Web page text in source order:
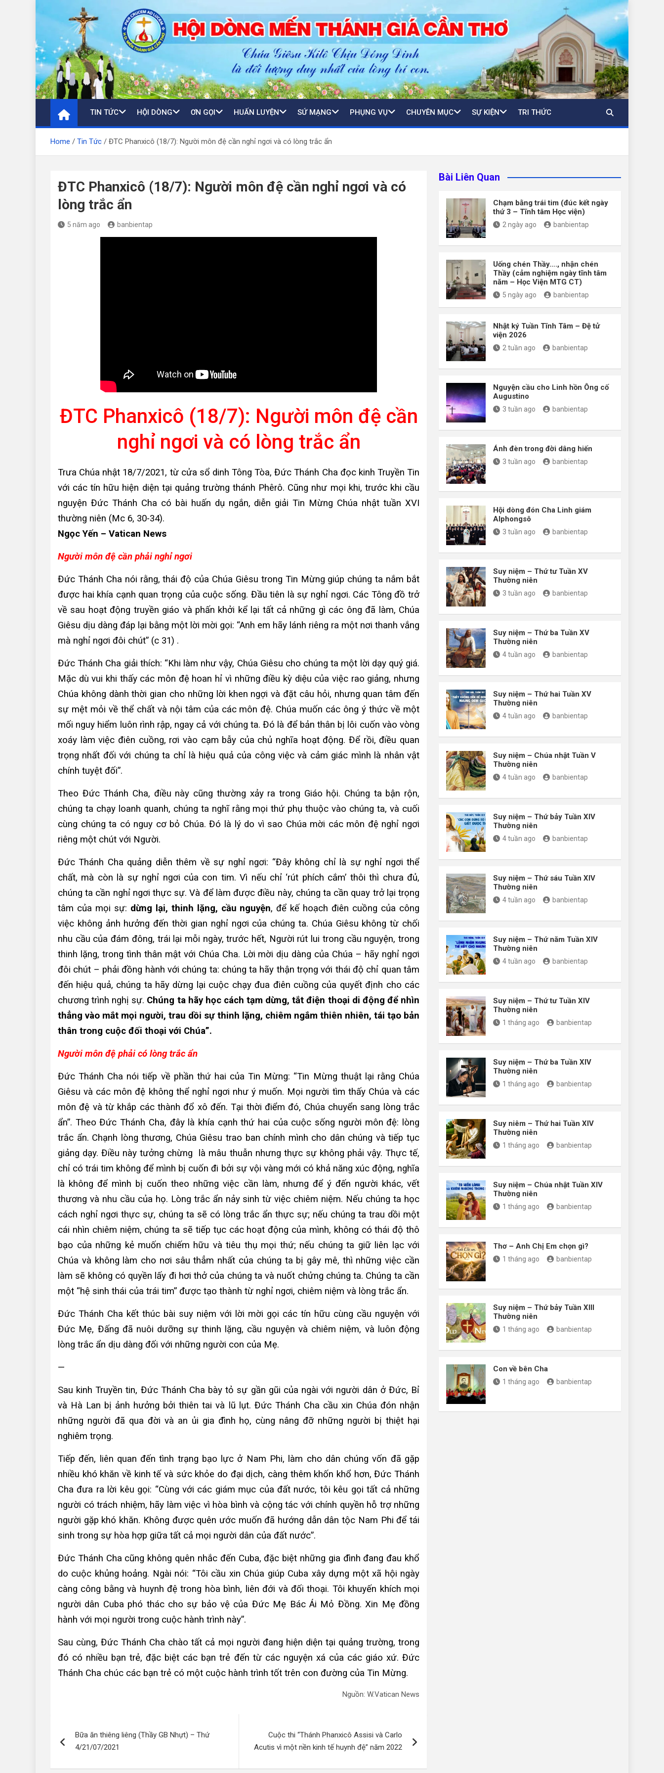
TIN TỨC HỘI DÒNG ƠN GỌI HUẤN LUYỆN SỨ MẠNG PHỤNG VỤ CHUYÊN MỤC SỰ KIỆN TRI THỨC
Home Tin Tức ĐTC Phanxicô (18/7): Người môn đệ cần nghỉ ngơi và có lòng trắc ẩn
ĐTC Phanxicô (18/7): Người môn đệ cần nghỉ ngơi và có
lòng trắc ẩn
5 năm ago banbientap
ĐTC Phanxicô (18/7): Người môn đệ cần
nghỉ ngơi và có lòng trắc ẩn
Trưa Chúa nhật 18/7/2021, từ cửa sổ dinh Tông Tòa, Đức Thánh Cha đọc kinh Truyền Tin
với các tín hữu hiện diện tại quảng trường thánh Phêrô. Cũng như mọi khi, trước khi cầu
nguyện Đức Thánh Cha có bài huấn dụ ngắn, diễn giải Tin Mừng Chúa nhật tuần XVI
thường niên (Mc 6, 30-34).
Ngọc Yến – Vatican News
Người môn đệ cần phải nghỉ ngơi
Đức Thánh Cha nói rằng, thái độ của Chúa Giêsu trong Tin Mừng giúp chúng ta nắm bắt
được hai khía cạnh quan trọng của cuộc sống. Đầu tiên là sự nghỉ ngơi. Các Tông đồ trở
về sau hoạt động truyền giáo và phấn khởi kể lại tất cả những gì các ông đã làm, Chúa
Giêsu dịu dàng đáp lại bằng một lời mời gọi: “Anh em hãy lánh riêng ra một nơi thanh vắng
mà nghỉ ngơi đôi chút” (c 31) .
Đức Thánh Cha giải thích: “Khi làm như vậy, Chúa Giêsu cho chúng ta một lời dạy quý giá.
Mặc dù vui khi thấy các môn đệ hoan hỉ vì những điều kỳ diệu của việc rao giảng, nhưng
Chúa không dành thời gian cho những lời khen ngợi và đặt câu hỏi, nhưng quan tâm đến
sự mệt mỏi về thể chất và nội tâm của các môn đệ. Chúa muốn các ông ý thức về một
mối nguy hiểm luôn rình rập, ngay cả với chúng ta. Đó là để bản thân bị lôi cuốn vào vòng
xoáy làm việc điên cuồng, rơi vào cạm bẫy của chủ nghĩa hoạt động. Để rồi, điều quan
trọng nhất đối với chúng ta chỉ là hiệu quả của công việc và cảm giác mình là nhân vật
chính tuyệt đối”.
Theo Đức Thánh Cha, điều này cũng thường xảy ra trong Giáo hội. Chúng ta bận rộn,
chúng ta chạy loanh quanh, chúng ta nghĩ rằng mọi thứ phụ thuộc vào chúng ta, và cuối
cùng chúng ta có nguy cơ bỏ Chúa. Đó là lý do vì sao Chúa mời các môn đệ nghỉ ngơi
riêng một chút với Người.
Đức Thánh Cha quảng diễn thêm về sự nghỉ ngơi: “Đây không chỉ là sự nghỉ ngơi thể
chất, mà còn là sự nghỉ ngơi của con tim. Vì nếu chỉ ‘rút phích cắm’ thôi thì chưa đủ,
chúng ta cần nghỉ ngơi thực sự. Và để làm được điều này, chúng ta cần quay trở lại trọng
tâm của mọi sự: dừng lại, thinh lặng, cầu nguyện, để kế hoạch điên cuồng của công
việc không ảnh hưởng đến thời gian nghỉ ngơi của chúng ta. Chúa Giêsu không từ chối
nhu cầu của đám đông, trái lại mỗi ngày, trước hết, Người rút lui trong cầu nguyện, trong
thinh lặng, trong tình thân mật với Chúa Cha. Lời mời dịu dàng của Chúa – hãy nghỉ ngơi
đôi chút – phải đồng hành với chúng ta: chúng ta hãy thận trọng với thái độ chỉ quan tâm
đến hiệu quả, chúng ta hãy dừng lại cuộc chạy đua điên cuồng của quyết định cho các
chương trình nghị sự. Chúng ta hãy học cách tạm dừng, tắt điện thoại di động để nhìn
thẳng vào mắt mọi người, trau dồi sự thinh lặng, chiêm ngắm thiên nhiên, tái tạo bản
thân trong cuộc đối thoại với Chúa”.
Người môn đệ phải có lòng trắc ẩn
Đức Thánh Cha nói tiếp về phần thứ hai của Tin Mừng: “Tin Mừng thuật lại rằng Chúa
Giêsu và các môn đệ không thể nghỉ ngơi như ý muốn. Mọi người tìm thấy Chúa và các
môn đệ và từ khắp các thành đổ xô đến. Tại thời điểm đó, Chúa chuyển sang lòng trắc
ẩn”. Theo Đức Thánh Cha, đây là khía cạnh thứ hai của cuộc sống người môn đệ: lòng
trắc ẩn. Chạnh lòng thương, Chúa Giêsu trao ban chính mình cho dân chúng và tiếp tục
giảng dạy. Điều này tưởng chừng là mâu thuẫn nhưng thực sự không phải vậy. Thực tế,
chỉ có trái tim không để mình bị cuốn đi bởi sự vội vàng mới có khả năng xúc động, nghĩa
là không để mình bị cuốn theo những việc cần làm, nhưng để ý đến người khác, vết
thương và nhu cầu của họ. Lòng trắc ẩn nảy sinh từ việc chiêm niệm. Nếu chúng ta học
cách nghỉ ngơi thực sự, chúng ta sẽ có lòng trắc ẩn thực sự; nếu chúng ta trau dồi một
cái nhìn chiêm niệm, chúng ta sẽ tiếp tục các hoạt động của mình, không có thái độ thô
bạo của những kẻ muốn chiếm hữu và tiêu thụ mọi thứ; nếu chúng ta giữ liên lạc với
Chúa và không làm cho nơi sâu thẳm nhất của chúng ta bị gây mê, thì những việc cần
làm sẽ không có quyền lấy đi hơi thở của chúng ta và nuốt chửng chúng ta. Chúng ta cần
một “hệ sinh thái của trái tim” được tạo thành từ nghỉ ngơi, chiêm niệm và lòng trắc ẩn.
Đức Thánh Cha kết thúc bài suy niệm với lời mời gọi các tín hữu cùng cầu nguyện với
Đức Mẹ, Đấng đã nuôi dưỡng sự thinh lặng, cầu nguyện và chiêm niệm, và luôn động
lòng trắc ẩn dịu dàng đối với những người con của Mẹ.
—
Sau kinh Truyền tin, Đức Thánh Cha bày tỏ sự gần gũi của ngài với người dân ở Đức, Bỉ
và Hà Lan bị ảnh hưởng bởi thiên tai và lũ lụt. Đức Thánh Cha cầu xin Chúa đón nhận
những người đã qua đời và an ủi gia đình họ, cùng nâng đỡ những người bị thiệt hại
nghiêm trọng.
Tiếp đến, liên quan đến tình trạng bạo lực ở Nam Phi, làm cho dân chúng vốn đã gặp
nhiều khó khăn về kinh tế và sức khỏe do đại dịch, càng thêm khốn khổ hơn, Đức Thánh
Cha đưa ra lời kêu gọi: “Cùng với các giám mục của đất nước, tôi kêu gọi tất cả những
người có trách nhiệm, hãy làm việc vì hòa bình và cộng tác với chính quyền hỗ trợ những
người gặp khó khăn. Không được quên ước muốn đã hướng dẫn dân tộc Nam Phi để tái
sinh trong sự hòa hợp giữa tất cả mọi người dân của đất nước”.
Đức Thánh Cha cũng không quên nhắc đến Cuba, đặc biệt những gia đình đang đau khổ
do cuộc khủng hoảng. Ngài nói: “Tôi cầu xin Chúa giúp Cuba xây dựng một xã hội ngày
càng công bằng và huynh đệ trong hòa bình, liên đới và đối thoại. Tôi khuyến khích mọi
người dân Cuba phó thác cho sự bảo vệ của Đức Mẹ Bác Ái Mỏ Đồng. Xin Mẹ đồng
hành với mọi người trong cuộc hành trình này”.
Sau cùng, Đức Thánh Cha chào tất cả mọi người đang hiện diện tại quảng trường, trong
đó có nhiều bạn trẻ, đặc biệt các bạn trẻ đến từ các nguyện xá của các giáo xứ. Đức
Thánh Cha chúc các bạn trẻ có một cuộc hành trình tốt trên con đường của Tin Mừng.
Nguồn: W.Vatican News
hướng
bài
Bữa ăn thiêng liêng (Thầy GB Nhựt) – Thứ
4/21/07/2021
Cuộc thi “Thánh Phanxicô Assisi và Carlo
Acutis vì một nền kinh tế huynh đệ” năm 2022
Bài Liên Quan
Chạm bằng trái tim (đúc kết ngày
thứ 3 – Tĩnh tâm Học viện)
2 ngày ago banbientap
Uống chén Thầy…., nhận chén
Thầy (cảm nghiệm ngày tĩnh tâm
năm – Học Viện MTG CT)
5 ngày ago banbientap
Nhật ký Tuần Tĩnh Tâm – Đệ tử
viện 2026
2 tuần ago banbientap
Nguyện cầu cho Linh hồn Ông cố
Augustino
3 tuần ago banbientap
Ánh đèn trong đời dâng hiến
3 tuần ago banbientap
Hội dòng đón Cha Linh giám
Alphongsô
3 tuần ago banbientap
Suy niệm – Thứ tư Tuần XV
Thường niên
3 tuần ago banbientap
Suy niệm – Thứ ba Tuần XV
Thường niên
4 tuần ago banbientap
Suy niệm – Thứ hai Tuần XV
Thường niên
4 tuần ago banbientap
Suy niệm – Chúa nhật Tuần V
Thường niên
4 tuần ago banbientap
Suy niệm – Thứ bảy Tuần XIV
Thường niên
4 tuần ago banbientap
Suy niệm – Thứ sáu Tuần XIV
Thường niên
4 tuần ago banbientap
Suy niệm – Thứ năm Tuần XIV
Thường niên
4 tuần ago banbientap
Suy niệm – Thứ tư Tuần XIV
Thường niên
1 tháng ago banbientap
Suy niệm – Thứ ba Tuần XIV
Thường niên
1 tháng ago banbientap
Suy niêm – Thứ hai Tuần XIV
Thường niên
1 tháng ago banbientap
Suy niệm – Chúa nhật Tuần XIV
Thường niên
1 tháng ago banbientap
Thơ – Anh Chị Em chọn gì?
1 tháng ago banbientap
Suy niệm – Thứ bảy Tuần XIII
Thường niên
1 tháng ago banbientap
Con về bên Cha
1 tháng ago banbientap